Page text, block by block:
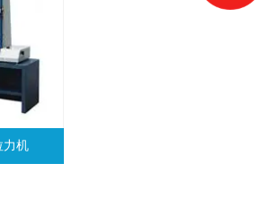
力机